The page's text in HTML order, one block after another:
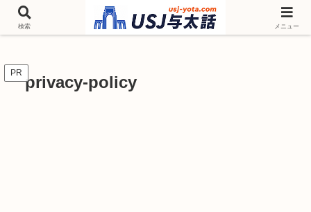
チケットやシーズンイベント ニンテンドーワールド アトラクションなどユニ
バを歩いて情報収集しています
PR privacy-policy
検索 メニュー